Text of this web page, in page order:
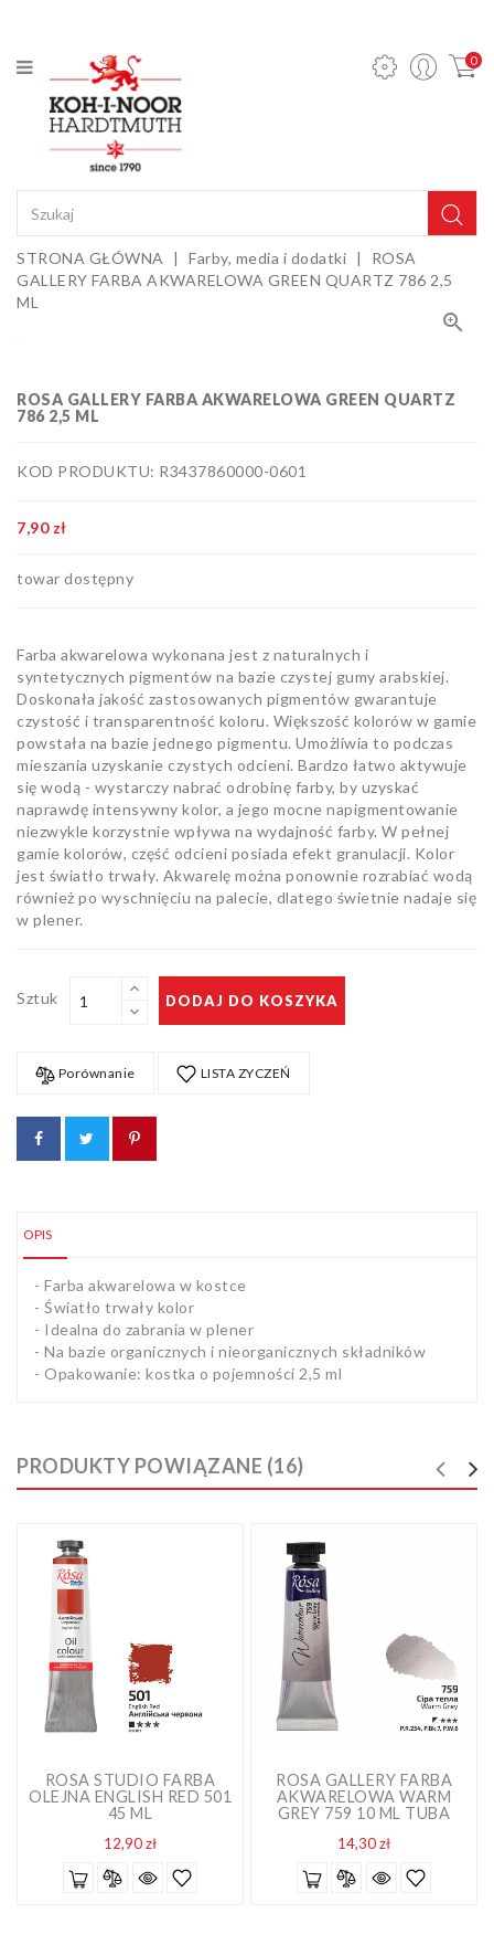
Ołówki
mechaniczne
i wkłady
Ołówki
grafitowe
Kredki
Pastele,
Farby,
media i
podobrazia
papiery
rysunku
Pędzle
Zestawy
upominkowe
i artystyczne
Masy
plastyczne
Flamastry,
markery i
zakreślacze
Linijki,
ekierki,
Artykuły
0
STRONA GŁÓWNA Farby, media i dodatki
ROSA
GALLERY FARBA AKWARELOWA GREEN QUARTZ 786 2,5
ML

ROSA GALLERY FARBA AKWARELOWA GREEN QUARTZ
786 2,5 ML
KOD PRODUKTU: R3437860000-0601
7,90 zł
towar dostępny
Farba akwarelowa wykonana jest z naturalnych i
syntetycznych pigmentów na bazie czystej gumy arabskiej.
Doskonała jakość zastosowanych pigmentów gwarantuje
czystość i transparentność koloru. Większość kolorów w gamie
powstała na bazie jednego pigmentu. Umożliwia to podczas
mieszania uzyskanie czystych odcieni. Bardzo łatwo aktywuje
się wodą - wystarczy nabrać odrobinę farby, by uzyskać
naprawdę intensywny kolor, a jego mocne napigmentowanie
niezwykle korzystnie wpływa na wydajność farby. W pełnej
gamie kolorów, część odcieni posiada efekt granulacji. Kolor
jest światło trwały. Akwarelę można ponownie rozrabiać wodą
również po wyschnięciu na palecie, dlatego świetnie nadaje się
w plener.
Sztuk DODAJ DO KOSZYKA
Porównanie LISTA ZYCZEŃ
OPIS
- Farba akwarelowa w kostce
- Światło trwały kolor
- Idealna do zabrania w plener
- Na bazie organicznych i nieorganicznych składników
- Opakowanie: kostka o pojemności 2,5 ml
PRODUKTY POWIĄZANE (16)
ROSA STUDIO FARBA
OLEJNA ENGLISH RED 501
45 ML
12,90 złCena
ROSA GALLERY FARBA
AKWARELOWA WARM
GREY 759 10 ML TUBA
14,30 złCena